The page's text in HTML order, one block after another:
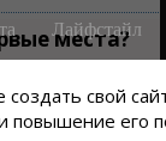
места?
свой
повышение его
Лайфстайл